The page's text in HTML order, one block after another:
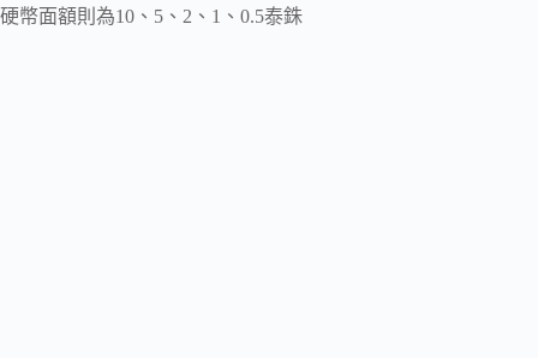
硬幣面額則為10、5、2、1、0.5泰銖